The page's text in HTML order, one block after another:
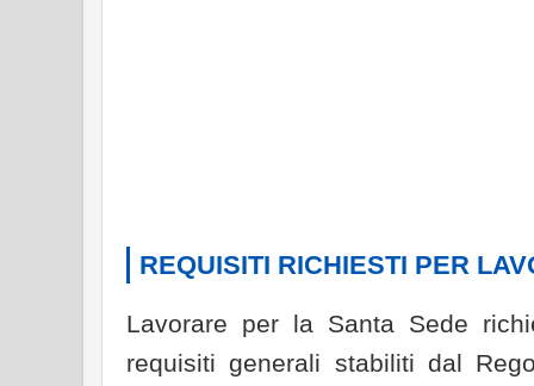
REQUISITI RICHIESTI PER
Lavorare per la Santa Sede
requisiti generali stabiliti dal